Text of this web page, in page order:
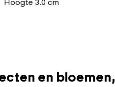
Hoogte 3.0 cm
en